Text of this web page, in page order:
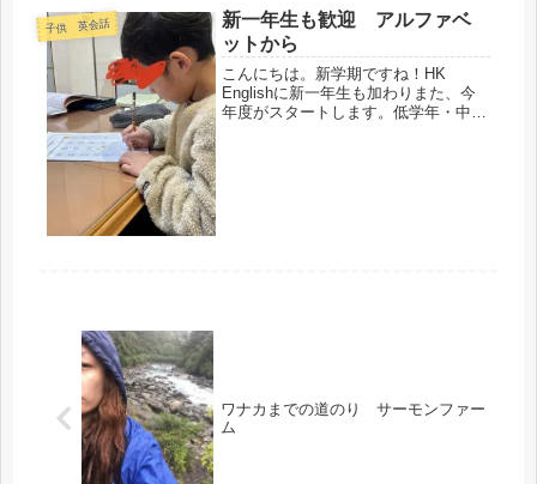
子供 英会話
新一年生も歓迎 アルファベ
ットから
こんにちは。新学期ですね！HK
Englishに新一年生も加わりまた、今
年度がスタートします。低学年・中学
ワナカまでの道のり サーモンファー
ム